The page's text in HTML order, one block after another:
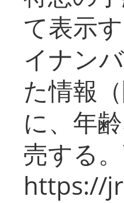
て表示
イナン
た情報
に、年
売する
https://